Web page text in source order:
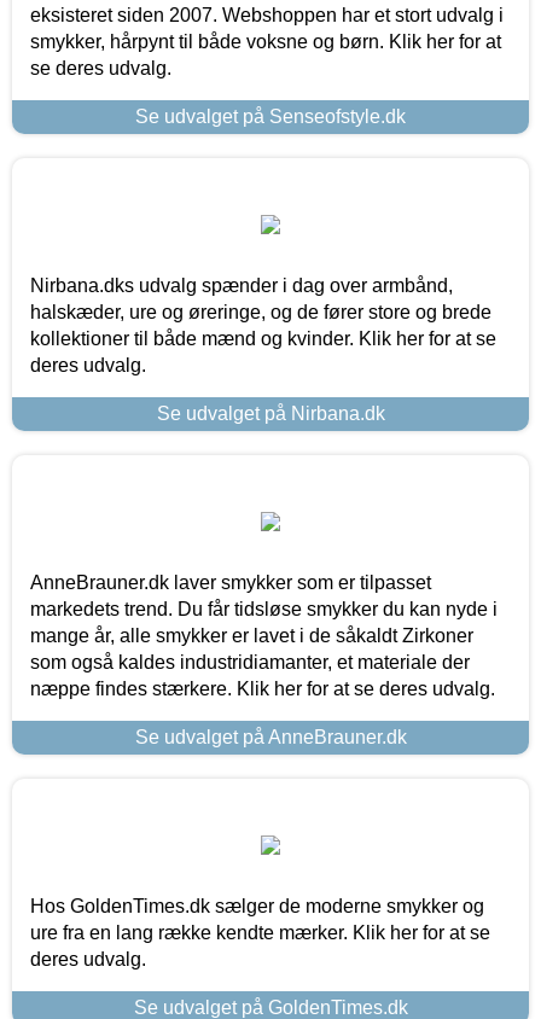
eksisteret siden 2007. Webshoppen har et stort udvalg i
smykker, hårpynt til både voksne og børn. Klik her for at
se deres udvalg.
Se udvalget på Senseofstyle.dk
Nirbana.dks udvalg spænder i dag over armbånd,
halskæder, ure og øreringe, og de fører store og brede
kollektioner til både mænd og kvinder. Klik her for at se
deres udvalg.
Se udvalget på Nirbana.dk
AnneBrauner.dk laver smykker som er tilpasset
markedets trend. Du får tidsløse smykker du kan nyde i
mange år, alle smykker er lavet i de såkaldt Zirkoner
som også kaldes industridiamanter, et materiale der
næppe findes stærkere. Klik her for at se deres udvalg.
Se udvalget på AnneBrauner.dk
Hos GoldenTimes.dk sælger de moderne smykker og
ure fra en lang række kendte mærker. Klik her for at se
deres udvalg.
Se udvalget på GoldenTimes.dk